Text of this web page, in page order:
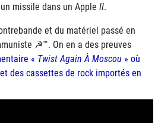
missile dans un Apple II.
et du matériel passé en
☭™. On en a des preuves
« Twist Again À Moscou » où
des cassettes de rock importés en